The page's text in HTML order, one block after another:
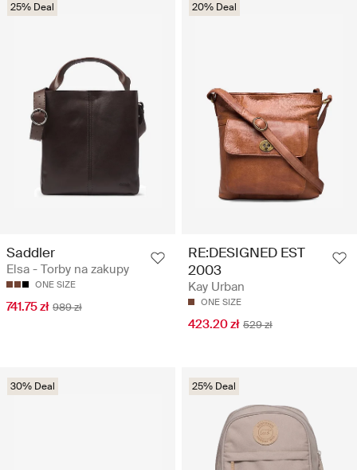
25% Deal
Saddler
Elsa - Torby na zakupy
ONE SIZE
741.75 zł 989 zł
20% Deal
RE:DESIGNED EST
2003
Kay Urban
ONE SIZE
423.20 zł 529 zł
30% Deal 25% Deal